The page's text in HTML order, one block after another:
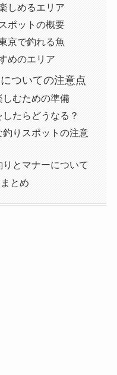
しめるエリア
ポットの概要
京で釣れる魚
めのエリア
ついての注意点
むための準備
たらどうなる？
りスポットの注意
とマナーについて
とめ